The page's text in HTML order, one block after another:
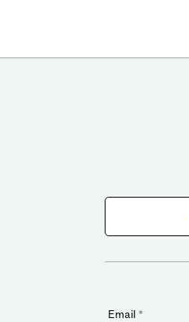
Email *